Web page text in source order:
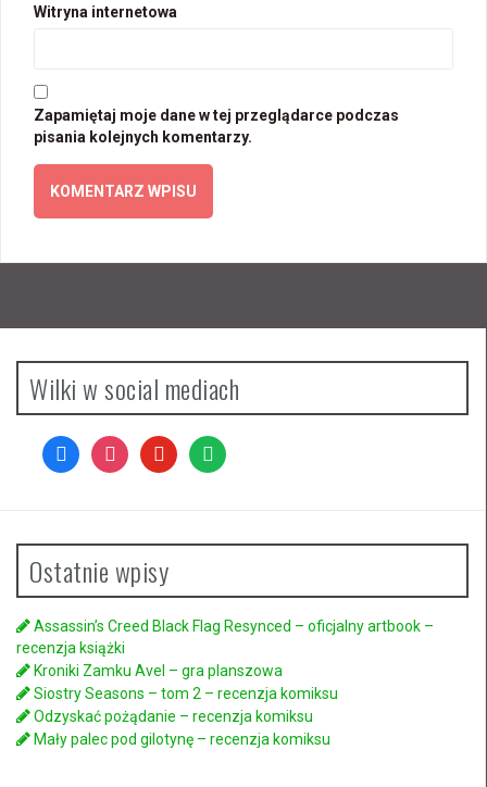
Witryna internetowa
Zapamiętaj moje dane w tej przeglądarce podczas
pisania kolejnych komentarzy.
Wilki w social mediach
facebookinstagramyoutubespotify
Ostatnie wpisy
Assassin’s Creed Black Flag Resynced – oficjalny artbook –
recenzja książki
Kroniki Zamku Avel – gra planszowa
Siostry Seasons – tom 2 – recenzja komiksu
Odzyskać pożądanie – recenzja komiksu
Mały palec pod gilotynę – recenzja komiksu